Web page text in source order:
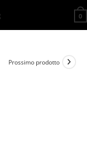
0
Prossimo prodotto